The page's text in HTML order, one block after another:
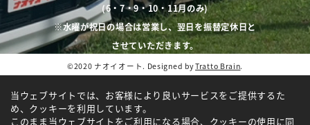
(6・7・9・10・11月のみ)
※水曜が祝日の場合は営業し、翌日を振替定休日と
させていただきます。
©2020 ナオイオート. Designed byTratto Brain.
当ウェブサイトでは、お客様により良いサービスをご提供するた
め、クッキーを利用しています。
このまま当ウェブサイトをご利用になる場合、クッキーの使用に同